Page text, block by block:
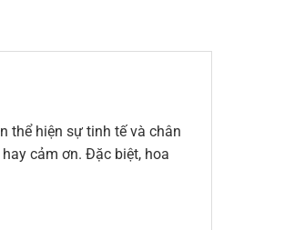
thể hiện sự tinh tế và chân
cảm ơn. Đặc biệt, hoa